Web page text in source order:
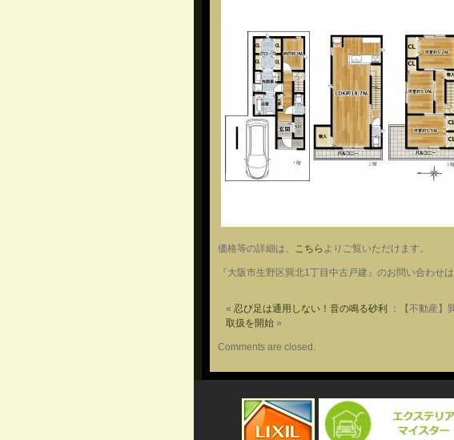
価格等の詳細は、 こちら よりご覧いただけます。
『大阪市生野区巽北1丁目中古戸建』のお問い合わせは
« 忍び足は通用しない！音の鳴る砂利 ：【不動産】
取扱を開始 »
Comments are closed.